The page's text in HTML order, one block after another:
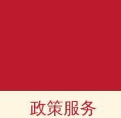
政策服务